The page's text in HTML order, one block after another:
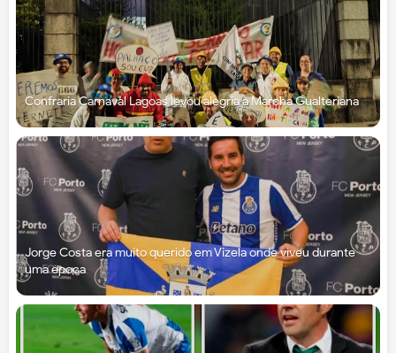
Confraria Carnaval Lagoas levou alegria à Marcha Gualteriana
Jorge Costa era muito querido em Vizela onde viveu durante
uma época